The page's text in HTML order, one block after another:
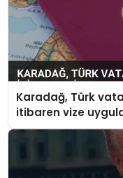
Karadağ, Türk
itibaren vize